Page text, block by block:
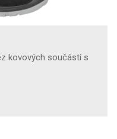
kovových součástí s